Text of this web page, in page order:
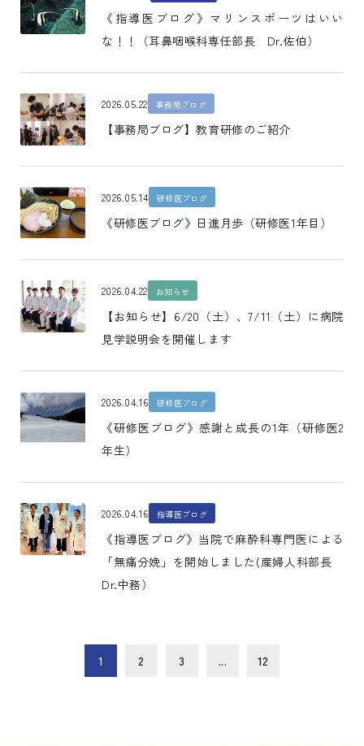
《指導医ブログ》マリンスポーツはいい
な！！（耳鼻咽喉科専任部長 Dr.佐伯）
2026.05.22 事務局ブログ
【事務局ブログ】教育研修のご紹介
2026.05.14 研修医ブログ
《研修医ブログ》日進月歩（研修医1年目）
2026.04.22 お知らせ
【お知らせ】6/20（土）、7/11（土）に病院
見学説明会を開催します
2026.04.16 研修医ブログ
《研修医ブログ》感謝と成長の1年（研修医2
年生）
2026.04.16 指導医ブログ
《指導医ブログ》当院で麻酔科専門医による
「無痛分娩」を開始しました(産婦人科部長
Dr.中務）
1 2 3 ... 12